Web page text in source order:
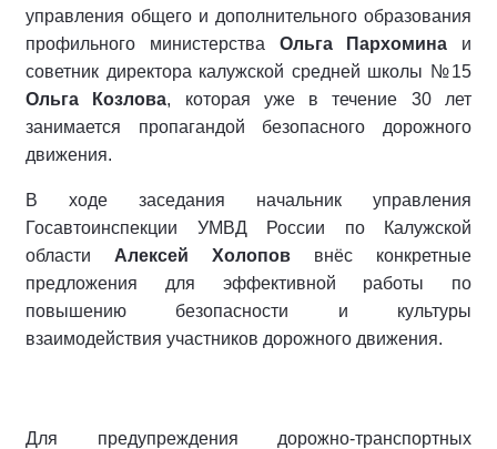
управления общего и дополнительного образования
профильного министерства Ольга Пархомина и
советник директора калужской средней школы №15
Ольга Козлова, которая уже в течение 30 лет
занимается пропагандой безопасного дорожного
движения.
В ходе заседания начальник управления
Госавтоинспекции УМВД России по Калужской
области Алексей Холопов внёс конкретные
предложения для эффективной работы по
повышению безопасности и культуры
взаимодействия участников дорожного движения.
Для предупреждения дорожно-транспортных